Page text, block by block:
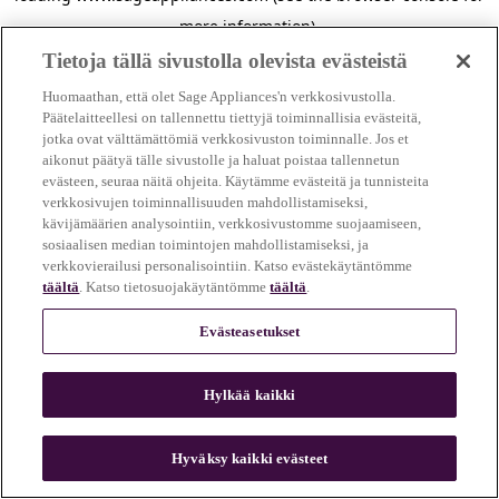
more information).
n
Tietoja tällä sivustolla olevista evästeistä
Huomaathan, että olet Sage Appliances'n verkkosivustolla.
Päätelaitteellesi on tallennettu tiettyjä toiminnallisia evästeitä,
jotka ovat välttämättömiä verkkosivuston toiminnalle. Jos et
aikonut päätyä tälle sivustolle ja haluat poistaa tallennetun
evästeen, seuraa näitä ohjeita. Käytämme evästeitä ja tunnisteita
verkkosivujen toiminnallisuuden mahdollistamiseksi,
kävijämäärien analysointiin, verkkosivustomme suojaamiseen,
sosiaalisen median toimintojen mahdollistamiseksi, ja
verkkovierailusi personalisointiin. Katso evästekäytäntömme
täältä. Katso tietosuojakäytäntömmetäältä.
Evästeasetukset
Hylkää kaikki
Hyväksy kaikki evästeet